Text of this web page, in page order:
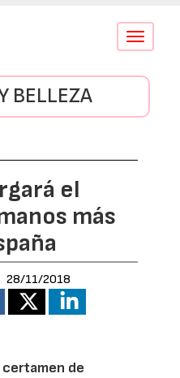
Conmutar
BELLEZA
el
más
28/11/2018
certamen de